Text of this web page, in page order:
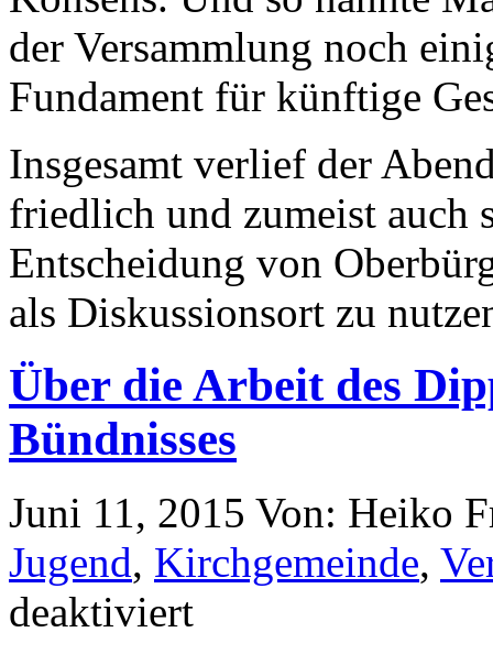
der Versammlung noch
Fundament für künftige
Insgesamt verlief der
friedlich und zumeist auch
Entscheidung von
als Diskussionsort zu
Über die Arbeit des
Bündnisses
Juni 11, 2015 Von: Heiko
Jugend, Kirchgemeinde,
deaktiviert